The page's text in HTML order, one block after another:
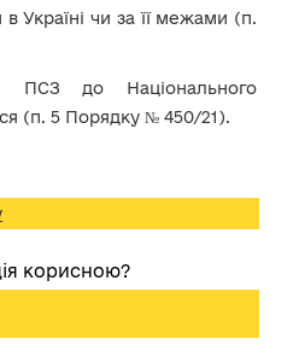
в Україні чи за її межами (п.
ПСЗ до Національного
(п. 5 Порядку № 450/21).
корисною?